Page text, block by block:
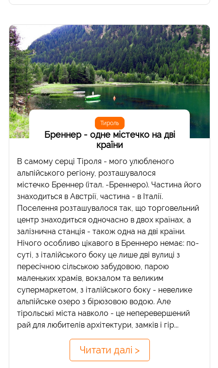
Тироль
Бреннер - одне містечко на дві
країни
В самому серці Тіроля - мого улюбленого
альпійського регіону, розташувалося
містечко Бреннер (італ. -Бреннеро). Частина його
знаходиться в Австрії, частина - в Італії.
Поселення розташувалося так, що торговельний
центр знаходиться одночасно в двох країнах, а
залізнична станція - також одна на дві країни.
Нічого особливо цікавого в Бреннеро немає: по-
суті, з італійського боку це лише дві вулиці з
пересічною сільською забудовою, парою
маленьких храмів, вокзалом та великим
супермаркетом, з італійського боку - невелике
альпійське озеро з бірюзовою водою. Але
тірольські міста навколо - це неперевершений
рай для любителів архітектури, замків і гір...
Читати далі >